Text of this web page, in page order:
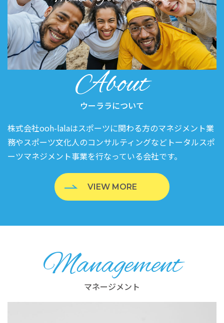
About
ウーララについて
株式会社ooh-lalaはスポーツに関わる方のマネジメント業
務やスポーツ文化人のコンサルティングなどトータルスポ
ーツマネジメント事業を行なっている会社です。
VIEW MORE
Management
マネージメント